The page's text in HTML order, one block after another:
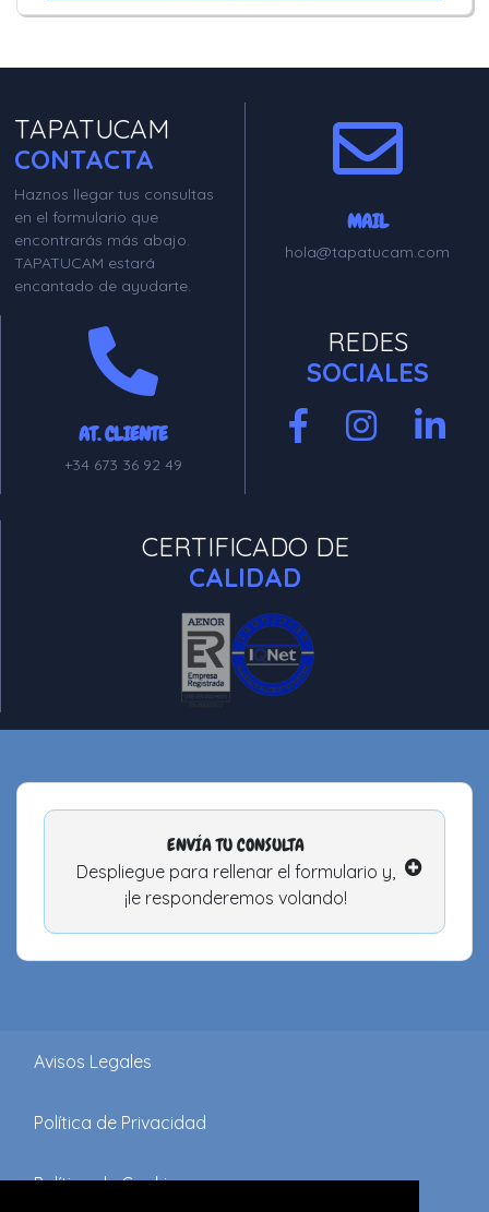
TAPATUCAM
CONTACTA
Haznos llegar tus consultas
en el formulario que
encontrarás más abajo.
TAPATUCAM estará
encantado de ayudarte.
MAIL
hola@tapatucam.com
AT. CLIENTE
+34 673 36 92 49
REDES
SOCIALES
CERTIFICADO DE
CALIDAD
ENVÍA TU CONSULTA
Despliegue para rellenar el formulario y,
¡le responderemos volando!
Avisos Legales
Política de Privacidad
Política de Cookies